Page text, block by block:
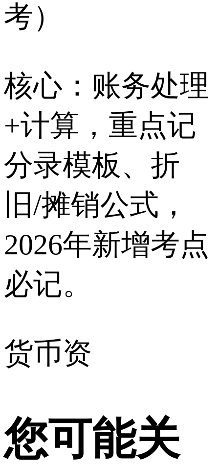
考）
核心：账务处理
+计算，重点记
分录模板、折
旧/摊销公式，
2026年新增考点
必记。
货币资
您可能关